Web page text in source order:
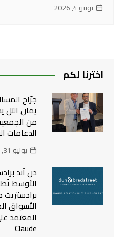
يونيو 4, 2026
اخترنا لكم
جرّاح
من
الدعامات
يوليو 31, 2026
دن آند
الأوسط
الأسواق
المعتمد
Claude